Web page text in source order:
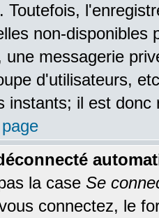
Toutefois,
non-disponibles
une messagerie
d'utilisateurs,
instants; il est
la case Se
connectez, le